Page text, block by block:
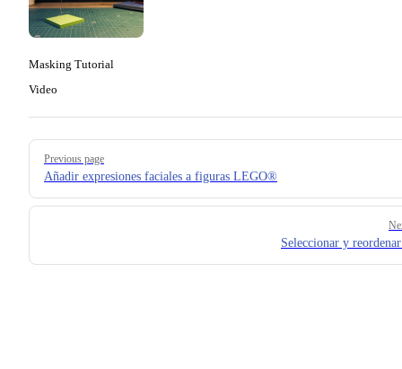
Masking Tutorial
Video
Pager
Previous page
Añadir expresiones faciales a figuras LEGO®
Seleccionar y reordenar